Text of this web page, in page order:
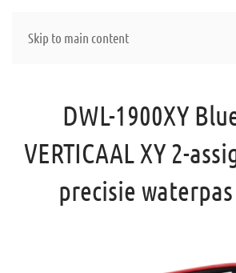
Skip to main content
DWL-1900XY
VERTICAAL XY 2-
precisie waterpas